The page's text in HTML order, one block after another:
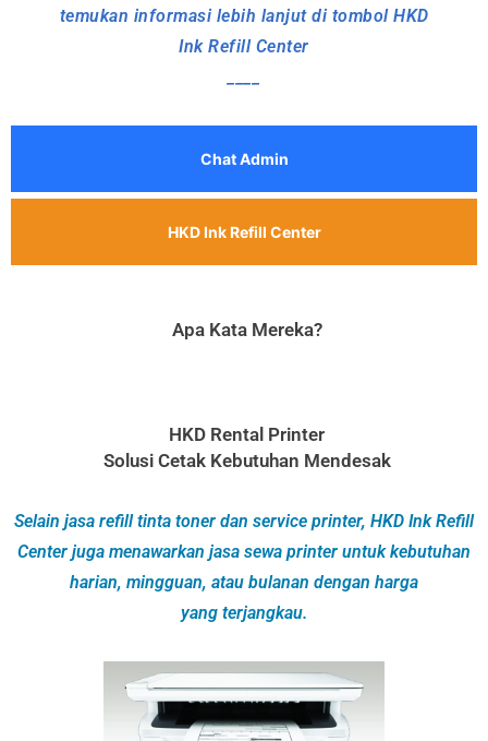
temukan informasi lebih lanjut di tombol HKD
Ink Refill Center
Chat Admin
HKD Ink Refill Center
Apa Kata Mereka?
HKD Rental Printer
Solusi Cetak Kebutuhan Mendesak
Selain jasa refill tinta toner dan service printer, HKD Ink Refill
Center juga menawarkan jasa sewa printer untuk kebutuhan
harian, mingguan, atau bulanan dengan harga
yang terjangkau.